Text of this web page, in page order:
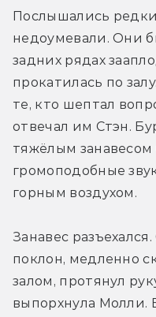
Послышались
недоумевали. Они
задних рядах
прокатилась по
те, кто шептал
отвечал им Стэн.
тяжёлым занавесом
громоподобные
горным воздухом.
Занавес
поклон, медленно
залом, протянул
выпорхнула Молли.